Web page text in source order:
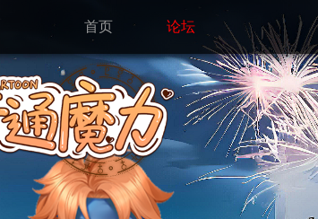
首页 论坛